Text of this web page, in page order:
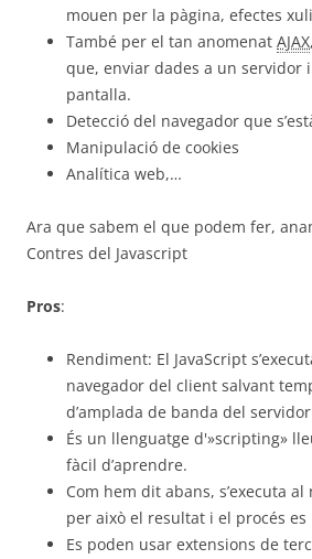
mouen per la pàgina, efectes
També per el tan anomenat AJAX
que, enviar dades a un servidor
pantalla.
Detecció del navegador que
Manipulació de cookies
Analítica web,…
Ara que sabem el que podem fer,
Contres del Javascript
Pros:
Rendiment: El JavaScript
navegador del client salvant
d’amplada de banda del
És un llenguatge d'»scripting»
fàcil d’aprendre.
Com hem dit abans, s’executa
per això el resultat i el procés
Es poden usar extensions de